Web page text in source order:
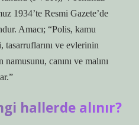
1934’te Resmi Gazete’de
Amacı; “Polis, kamu
ve evlerinin
canını ve malını
hallerde alınır?